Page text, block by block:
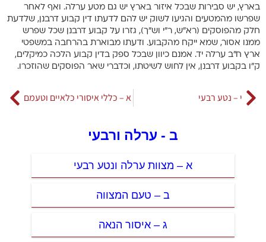
בארץ, יש סבירות שבכל איזור בארץ יש גם מטע ערלה. ואף לאחר
שפרשו מהמטעים והגיעו לשוק יש להם לדעתו דין קבוע דרבנן, שלדעת
חלק מהפוסקים (רא”ש, ר”י וש”ך), גזרו על קבוע דרבנן שכל שפרש
ממנו אסור, שמא ייקח מהקבוע. ודעתו מבוארת בהרחבה במשפטי
ארץ ח”ב ערלה יד. אמנם כיוון שבכל ספק בדין קבוע הלכה כמיקלים,
ק”ו בקבוע דרבנן, אין לחוש לשיטתו, וכדברי שאר הפוסקים שהוזכרו.
י – נטע רבעי א – כללי איסורי כלאיים וטעמם
ב - ערלה ורבעי
א – מצוות ערלה ונטע רבעי
ב – טעם המצווה
ג – איסור הנאה